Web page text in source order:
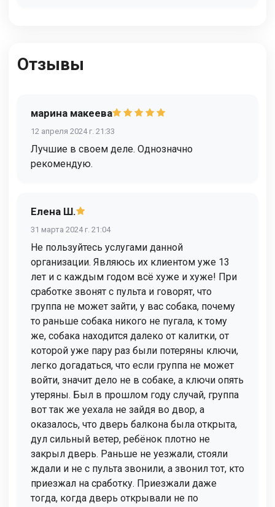
Отзывы
марина макеева
12 апреля 2024 г. 21:33
Лучшие в своем деле. Однозначно
рекомендую.
Елена Ш.
31 марта 2024 г. 21:04
Не пользуйтесь услугами данной
организации. Являюсь их клиентом уже 13
лет и с каждым годом всё хуже и хуже! При
сработке звонят с пульта и говорят, что
группа не может зайти, у вас собака, почему
то раньше собака никого не пугала, к тому
же, собака находится далеко от калитки, от
которой уже пару раз были потеряны ключи,
легко догадаться, что если группа не может
войти, значит дело не в собаке, а ключи опять
утеряны. Был в прошлом году случай, группа
вот так же уехала не зайдя во двор, а
оказалось, что дверь балкона была открыта,
дул сильный ветер, ребёнок плотно не
закрыл дверь. Раньше не уезжали, стояли
ждали и не с пульта звонили, а звонил тот, кто
приезжал на сработку. Приезжали даже
тогда, когда дверь открывали не по